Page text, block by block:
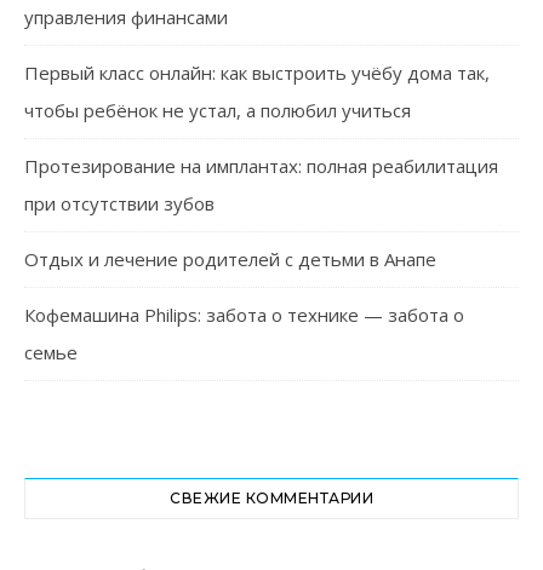
управления финансами
Первый класс онлайн: как выстроить учёбу дома так,
чтобы ребёнок не устал, а полюбил учиться
Протезирование на имплантах: полная реабилитация
при отсутствии зубов
Отдых и лечение родителей с детьми в Анапе
Кофемашина Philips: забота о технике — забота о
семье
СВЕЖИЕ КОММЕНТАРИИ